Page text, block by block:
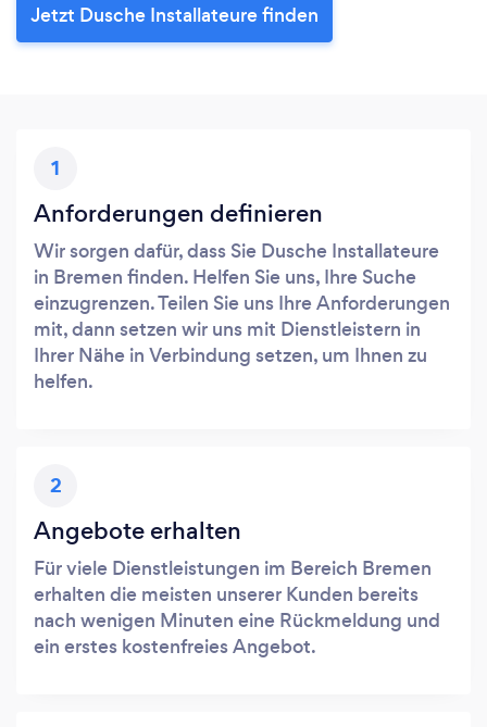
Jetzt Dusche Installateure finden
1
Anforderungen definieren
Wir sorgen dafür, dass Sie Dusche Installateure
in Bremen finden. Helfen Sie uns, Ihre Suche
einzugrenzen. Teilen Sie uns Ihre Anforderungen
mit, dann setzen wir uns mit Dienstleistern in
Ihrer Nähe in Verbindung setzen, um Ihnen zu
helfen.
2
Angebote erhalten
Für viele Dienstleistungen im Bereich Bremen
erhalten die meisten unserer Kunden bereits
nach wenigen Minuten eine Rückmeldung und
ein erstes kostenfreies Angebot.